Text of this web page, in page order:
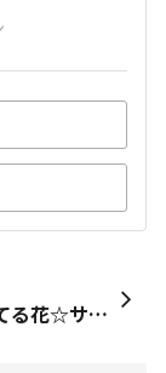
🌸今年育てる花☆サフィニアプレミアムシリーズブルーもこもこシリーズ欲しかったけどGETできず😔サンパラソル新色2色未だ店頭で見かけない😭🥒今年育てる野菜☆純あま☆きゅうりズッキーと小玉スイカに出会えない😭近くのホムセン全部まわったけど、きゅうりとミニトマトしか置いてなくて💦お花もももいろハートは見るのだけど、他の子がいない昨年のアンバサダーで頂いたお花達を今年も育てます🥰